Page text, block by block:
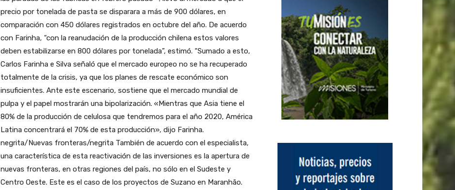
precio por tonelada de pasta se disparara a más de 900 dólares, en
comparación con 450 dólares registrados en octubre del año. De acuerdo
con Farinha, “con la reanudación de la producción chilena estos valores
deben estabilizarse en 800 dólares por tonelada”, estimó. “Sumado a esto,
Carlos Farinha e Silva señaló que el mercado europeo no se ha recuperado
totalmente de la crisis, ya que los planes de rescate económico son
insuficientes. Ante este escenario, sostiene que el mercado mundial de
pulpa y el papel mostrarán una bipolarización. «Mientras que Asia tiene el
80% de la producción de celulosa que tendremos para el año 2020, América
Latina concentrará el 70% de esta producción», dijo Farinha.
negrita/Nuevas fronteras/negrita También de acuerdo con el especialista,
una característica de esta reactivación de las inversiones es la apertura de
nuevas fronteras, en otras regiones del país, no sólo en el Sudeste y
Centro Oeste. Este es el caso de los proyectos de Suzano en Maranhão.